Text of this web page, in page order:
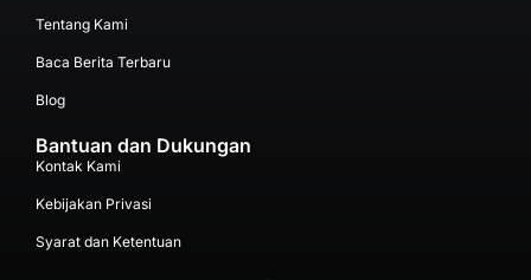
Tentang Kami
Baca Berita Terbaru
Blog
Bantuan dan Dukungan
Kontak Kami
Kebijakan Privasi
Syarat dan Ketentuan